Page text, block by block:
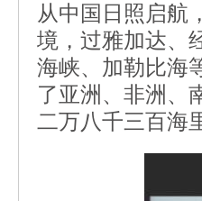
从中国日照启航
境，过雅加达、
海峡、加勒比海
了亚洲、非洲、
二万八千三百海